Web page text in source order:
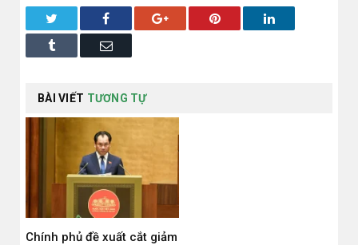
Facebook Google+ Pinterest LinkedIn
Tumblr Email
BÀI VIẾT TƯƠNG TỰ
Chính phủ đề xuất cắt giảm